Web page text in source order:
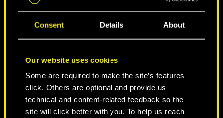
Consent Details About
Our website uses cookies
Some are required to make the site’s features
click. Others are optional and provide us
technical and content-related feedback so the
site will click better with you. To help us reach
CIUDAD DE LEYENDAS